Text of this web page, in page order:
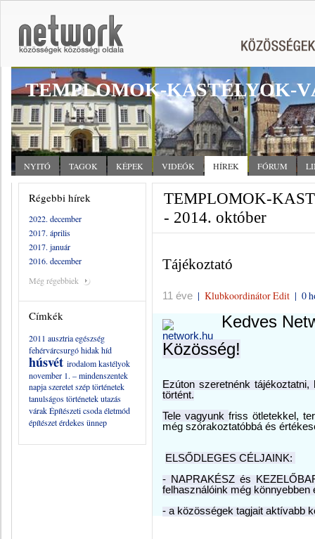
TEMPLOMOK-KASTÉLYOK-
NYITÓ TAGOK KÉPEK VIDEÓK HÍREK FÓRUM
Régebbi hírek
2022. december
2017. április
2017. január
2016. december
Még régebbiek
Címkék
2011 ausztriaegészség
fehérvárcsurgóhidakhíd
húsvét irodalomkastélyok
november 1. – mindenszentek
napjaszeretetszép történetek
tanulságos történetekutazás
várakÉpítészeti csodaéletmód
építészetérdekesünnep
TEMPLOMOK-
- 2014. október
Tájékoztató
11 éve | Klubkoordinátor Edit | 0
Kedves
Közösség!
Ezúton szeretnénk
történt.
Tele vagyunk friss ötletekkel,
még szórakoztatóbbá és
ELSŐDLEGES CÉLJAINK:
- NAPRAKÉSZ és
felhasználóink még könnyebben
- a közösségek tagjait aktívabb